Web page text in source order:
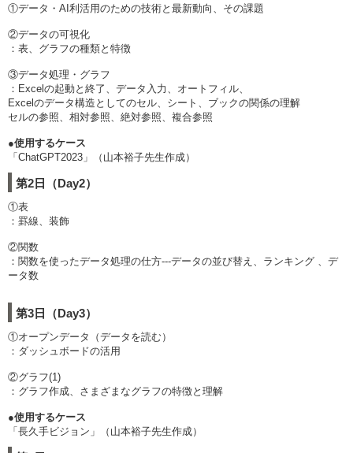
①データ・AI利活用のための技術と最新動向、その課題
②データの可視化
：表、グラフの種類と特徴
③データ処理・グラフ
：Excelの起動と終了、データ入力、オートフィル、
Excelのデータ構造としてのセル、シート、ブックの関係の理解
セルの参照、相対参照、絶対参照、複合参照
●使用するケース
「ChatGPT2023」（山本裕子先生作成）
第2日（Day2）
①表
：罫線、装飾
②関数
：関数を使ったデータ処理の仕方---データの並び替え、ランキング 、デ
ータ数
第3日（Day3）
①オープンデータ（データを読む）
：ダッシュボードの活用
②グラフ(1)
：グラフ作成、さまざまなグラフの特徴と理解
●使用するケース
「長久手ビジョン」（山本裕子先生作成）